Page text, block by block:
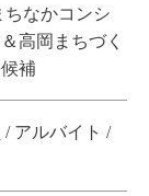
なかコンシ
高岡まちづく
補
/ アルバイト /